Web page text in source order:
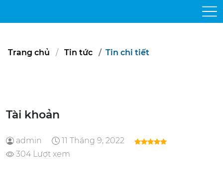
Trang chủ Tin tức Tin chi tiết
Tài khoản
admin
11 Tháng 9, 2022
304 Lượt xem